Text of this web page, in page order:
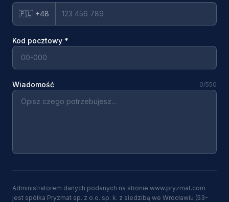
🇵🇱 +48
Kod pocztowy *
Wiadomość 0/550
Administratorem danych podanych na stronie www.pryzmat.com
jest spółka Pryzmat sp. z o.o. sp. k. z siedzibą we Wrocławiu (53-